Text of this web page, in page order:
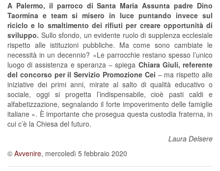
A Palermo, il parroco di Santa Maria Assunta padre Dino
Taormina e team si misero in luce puntando invece sul
riciclo e lo smaltimento dei rifiuti per creare opportunità di
sviluppo. Sullo sfondo, un evidente ruolo di supplenza ecclesiale
rispetto alle istituzioni pubbliche. Ma come sono cambiate le
necessità in un decennio? «Le parrocchie restano spesso l’unico
luogo di assistenza e speranza – spiega Chiara Giuli, referente
del concorso per il Servizio Promozione Cei – ma rispetto alle
iniziative dei primi anni, mirate al salto di qualità educativo o
sociale, oggi si progetta l’indispensabile, cioè pasti caldi e
alfabetizzazione, segnalando il forte impoverimento delle famiglie
italiane ». È importante che prosegua questa custodia fraterna, in
cui c’è la Chiesa del futuro.
Laura Delsere
© Avvenire, mercoledì 5 febbraio 2020